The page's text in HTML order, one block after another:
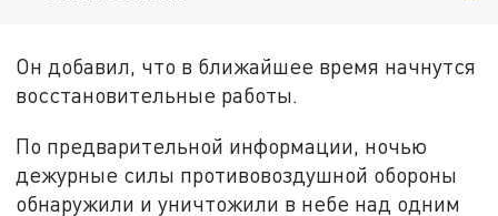
Он добавил, что в ближайшее время начнутся
восстановительные работы.
По предварительной информации, ночью
дежурные силы противовоздушной обороны
обнаружили и уничтожили в небе над одним